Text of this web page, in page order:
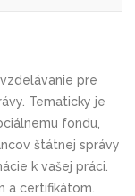
pre
Tematicky je
fondu,
štátnej správy
k vašej práci.
a certifikátom.